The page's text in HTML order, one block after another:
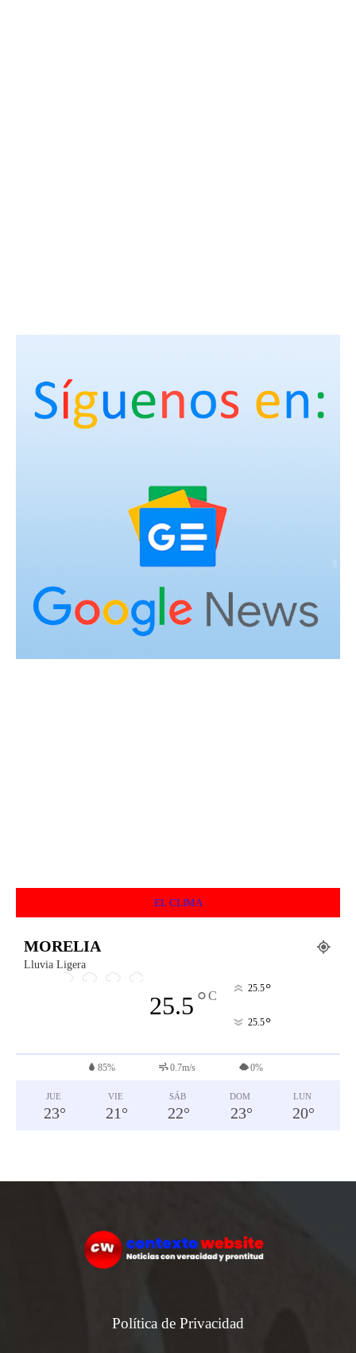
EL CLIMA
MORELIA
Lluvia Ligera
25.5°C
25.5°
25.5°
85% 0.7m/s 0%
JUE
23°
VIE
21 °
SÁB
22°
DOM
23°
LUN
20°
Política de Privacidad